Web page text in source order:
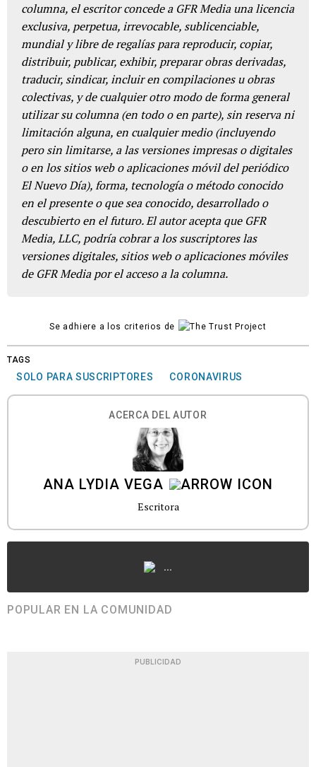
columna, el escritor concede a GFR Media una licencia
exclusiva, perpetua, irrevocable, sublicenciable,
mundial y libre de regalías para reproducir, copiar,
distribuir, publicar, exhibir, preparar obras derivadas,
traducir, sindicar, incluir en compilaciones u obras
colectivas, y de cualquier otro modo de forma general
utilizar su columna (en todo o en parte), sin reserva ni
limitación alguna, en cualquier medio (incluyendo
pero sin limitarse, a las versiones impresas o digitales
o en los sitios web o aplicaciones móvil del periódico
El Nuevo Día), forma, tecnología o método conocido
en el presente o que sea conocido, desarrollado o
descubierto en el futuro. El autor acepta que GFR
Media, LLC, podría cobrar a los suscriptores las
versiones digitales, sitios web o aplicaciones móviles
de GFR Media por el acceso a la columna.
Se adhiere a los criterios de
TAGS
SOLO PARA SUSCRIPTORES CORONAVIRUS
ACERCA DEL AUTOR
ANA LYDIA VEGA
Escritora
...
POPULAR EN LA COMUNIDAD
PUBLICIDAD